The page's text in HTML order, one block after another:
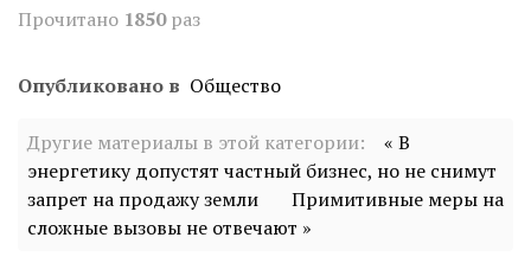
Прочитано 1850раз
Опубликовано в Общество
Другие материалы в этой категории:
« В
энергетику допустят частный бизнес, но не снимут
запрет на продажу земли
Примитивные меры на
сложные вызовы не отвечают »